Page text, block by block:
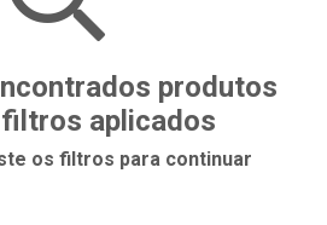
produtos
aplicados
os filtros para continuar